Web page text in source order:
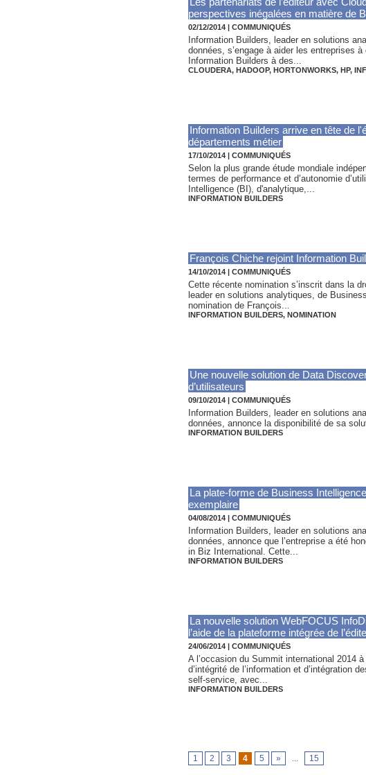
perspectives inégalées en matière de
02/12/2014 | COMMUNIQUÉS
Information Builders, leader en solutions
données, s’engage à aider les entreprises
Information Builders à des...
CLOUDERA, HADOOP, HORTONWORKS, HP,
Information Builders arrive en tête de
départements métier
17/10/2014 | COMMUNIQUÉS
Selon la plus grande étude mondiale
termes de performance et d’autonomie
Intelligence (BI), d'analytique,...
INFORMATION BUILDERS
François Chiche rejoint Information
14/10/2014 | COMMUNIQUÉS
Cette récente nomination s’inscrit dans la
leader en solutions analytiques, de
nomination de François...
INFORMATION BUILDERS, NOMINATION
Une nouvelle solution de Data
d’utilisateurs
09/10/2014 | COMMUNIQUÉS
Information Builders, leader en solutions
données, annonce la disponibilité de sa
INFORMATION BUILDERS
La plate-forme de Business
exemplaire
04/08/2014 | COMMUNIQUÉS
Information Builders, leader en solutions
données, annonce que l’entreprise a été
in Biz International. Cette...
INFORMATION BUILDERS
La nouvelle solution WebFOCUS
l’aide de la plateforme intégrée de
24/06/2014 | COMMUNIQUÉS
A l’occasion du Summit international 2014
d’intégrité de l’information et d’intégration
self-service, avec...
INFORMATION BUILDERS
1 2 3 4 5 » ... 15